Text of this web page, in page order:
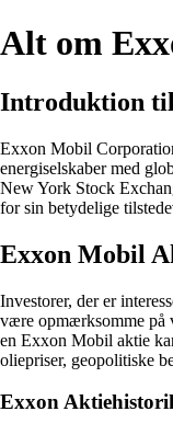
Alt om
Introduktion
Exxon Mobil
energiselskaber med
New York Stock
for sin betydelige
Exxon Mobil
Investorer, der er
være opmærksomme på
en Exxon Mobil aktie
oliepriser, geopolitiske
Exxon